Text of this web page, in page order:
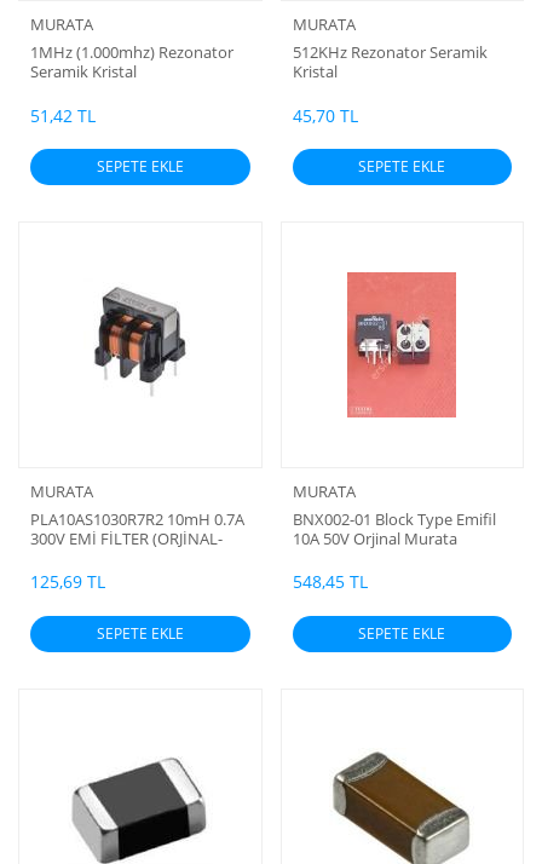
MURATA
1MHz (1.000mhz) Rezonator
Seramik Kristal
51,42 TL
SEPETE EKLE
MURATA
512KHz Rezonator Seramik
Kristal
45,70 TL
SEPETE EKLE
MURATA
PLA10AS1030R7R2 10mH 0.7A
300V EMİ FİLTER (ORJİNAL-
125,69 TL
SEPETE EKLE
MURATA
BNX002-01 Block Type Emifil
10A 50V Orjinal Murata
548,45 TL
SEPETE EKLE